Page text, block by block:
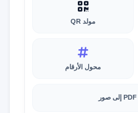
مولد QR
محول الأرقام